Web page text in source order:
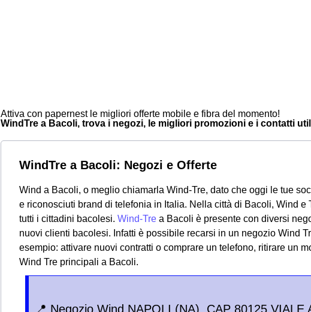
Attiva con papernest le migliori offerte mobile e fibra del momento!
WindTre a Bacoli, trova i negozi, le migliori promozioni e i contatti
WindTre a Bacoli: Negozi e Offerte
Wind a Bacoli, o meglio chiamarla Wind-Tre, dato che oggi le tue
e riconosciuti brand di telefonia in Italia. Nella città di Bacoli, Wind
tutti i cittadini bacolesi. Wind-Tre a Bacoli è presente con diversi
nuovi clienti bacolesi. Infatti è possibile recarsi in un negozio Wind
esempio: attivare nuovi contratti o comprare un telefono, ritirare un
Wind Tre principali a Bacoli.
📍 Negozio Wind NAPOLI (NA), CAP 80125 VIALE